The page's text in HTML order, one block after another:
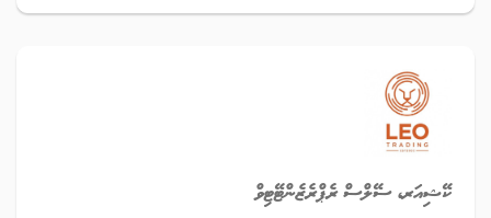
ކޭޝިއަރ، ސޭލްސް ރެޕްރެޒެންޓޭޓިވް